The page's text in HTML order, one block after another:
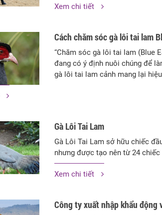
Xem chi tiết
Cách chăm sóc gà lôi tai lam
“Chăm sóc gà lôi tai lam (Blue
đang có ý định nuôi chúng để
gà lôi tai lam cảnh mang lại
Gà Lôi Tai Lam
Gà Lôi Tai Lam sở hữu chiếc
nhưng được tạo nên từ 24
Xem chi tiết
Công ty xuất nhập khẩu động